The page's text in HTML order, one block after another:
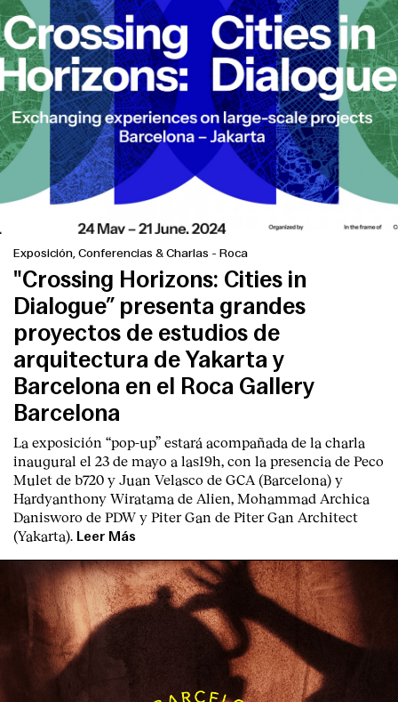
Exposición, Conferencias & Charlas - Roca
"Crossing Horizons: Cities in
Dialogue” presenta grandes
proyectos de estudios de
arquitectura de Yakarta y
Barcelona en el Roca Gallery
Barcelona
La exposición “pop-up” estará acompañada de la charla
inaugural el 23 de mayo a las19h, con la presencia de Peco
Mulet de b720 y Juan Velasco de GCA (Barcelona) y
Hardyanthony Wiratama de Alien, Mohammad Archica
Danisworo de PDW y Piter Gan de Piter Gan Architect
(Yakarta). Leer Más